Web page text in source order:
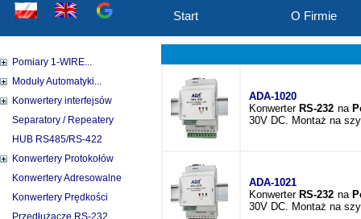
Start O Firmie
Pomiary 1-WIRE...
Moduły Automatyki...
Konwertery interfejsów
Separatory / Repeatery
HUB RS485/RS-422
Konwertery Protokołów
Konwertery Adresowalne
Konwertery Prędkości
Przedłużacze RS-232
ADA-1020
Konwerter RS-232 na
30V DC. Montaż na
ADA-1021
Konwerter RS-232 na
30V DC. Montaż na